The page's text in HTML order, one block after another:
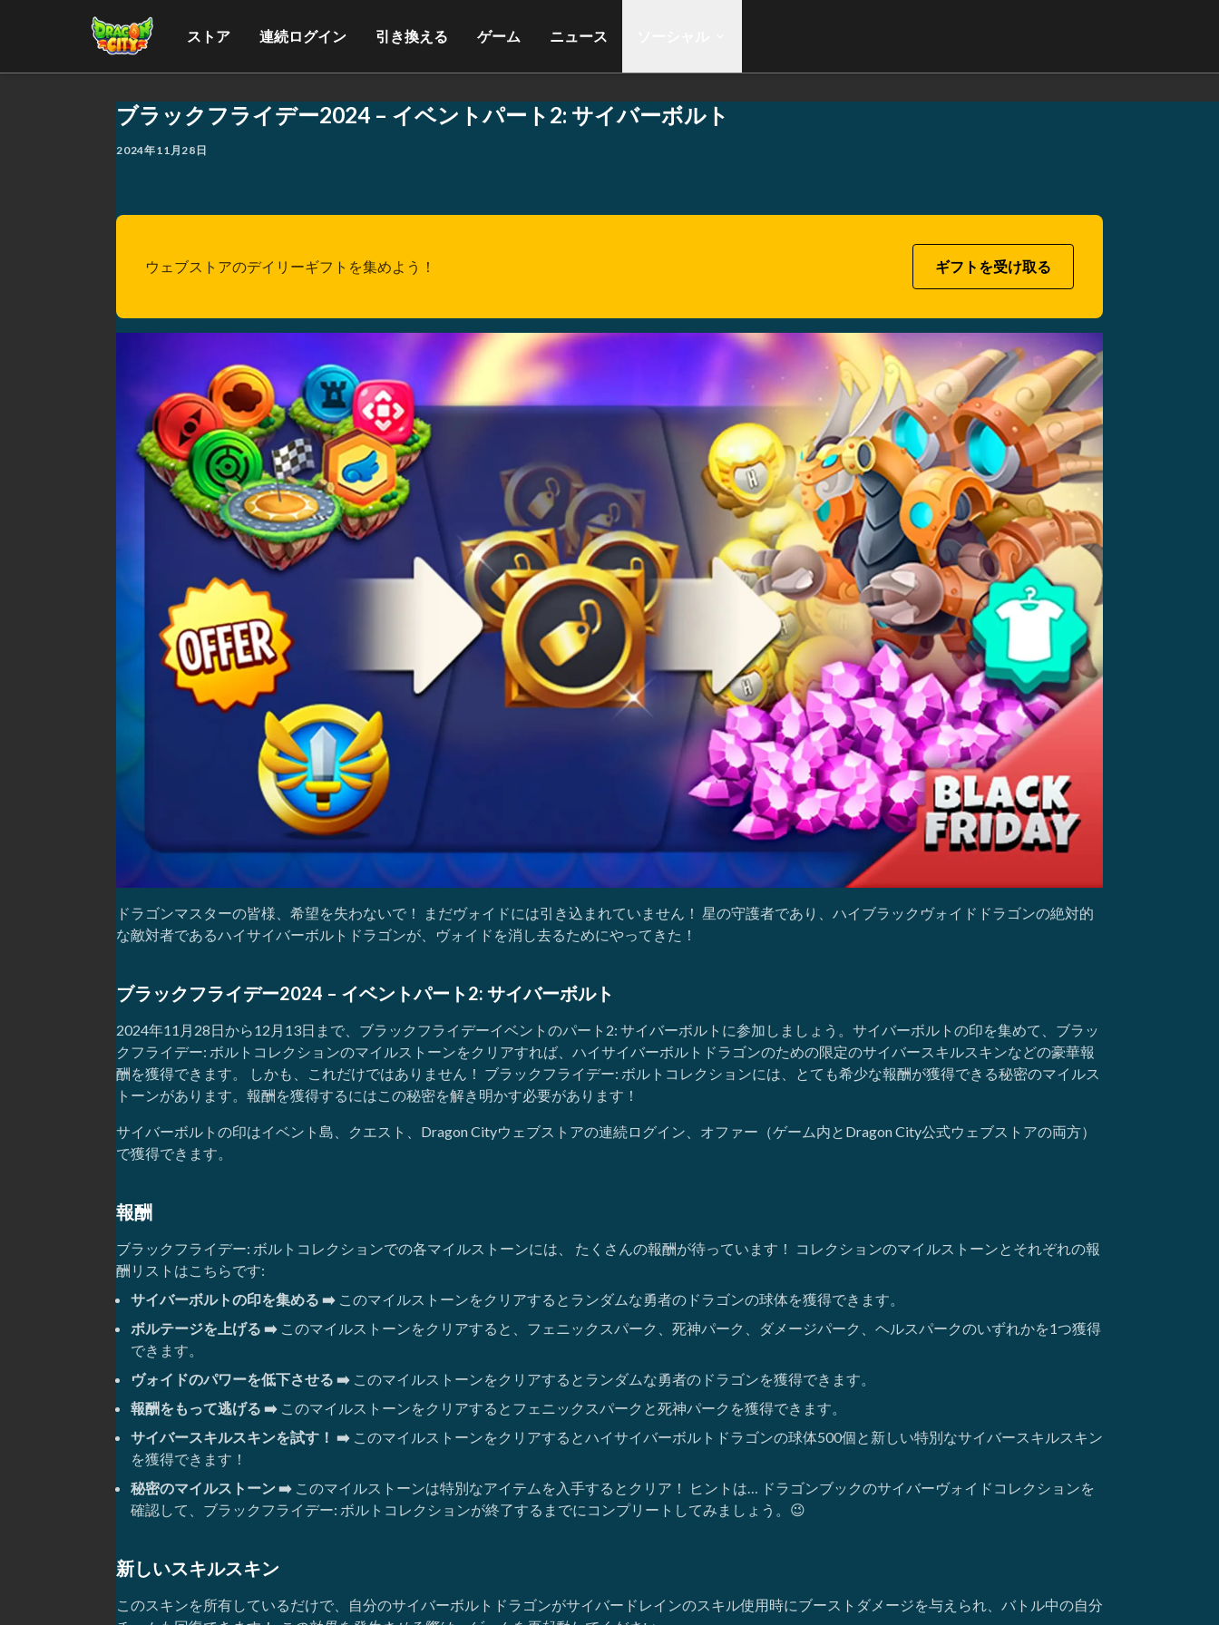
ストア 連続ログイン 引き換える ゲーム ニュース
ブラックフライデー2024 – イベントパート2: サイバーボルト
2024年11月28日
ウェブストアのデイリーギフトを集めよう！ ギフトを受け取る
ドラゴンマスターの皆様、希望を失わないで！ まだヴォイドには引き込まれていません！ 星の守護者であり、ハイブラックヴォイドドラゴンの絶対的
な敵対者であるハイサイバーボルトドラゴンが、ヴォイドを消し去るためにやってきた！
ブラックフライデー2024 – イベントパート2: サイバーボルト
2024年11月28日から12月13日まで、ブラックフライデーイベントのパート2: サイバーボルトに参加しましょう。サイバーボルトの印を集めて、ブラッ
クフライデー: ボルトコレクションのマイルストーンをクリアすれば、ハイサイバーボルトドラゴンのための限定のサイバースキルスキンなどの豪華報
酬を獲得できます。 しかも、これだけではありません！ ブラックフライデー: ボルトコレクションには、とても希少な報酬が獲得できる秘密のマイルス
トーンがあります。報酬を獲得するにはこの秘密を解き明かす必要があります！
サイバーボルトの印はイベント島、クエスト、Dragon Cityウェブストアの連続ログイン、オファー（ゲーム内とDragon City公式ウェブストアの両方）
で獲得できます。
報酬
ブラックフライデー: ボルトコレクションでの各マイルストーンには、 たくさんの報酬が待っています！ コレクションのマイルストーンとそれぞれの報
酬リストはこちらです:
サイバーボルトの印を集める ➡️ このマイルストーンをクリアするとランダムな勇者のドラゴンの球体を獲得できます。
ボルテージを上げる ➡️ このマイルストーンをクリアすると、フェニックスパーク、死神パーク、ダメージパーク、ヘルスパークのいずれかを1つ獲得
できます。
ヴォイドのパワーを低下させる ➡️ このマイルストーンをクリアするとランダムな勇者のドラゴンを獲得できます。
報酬をもって逃げる ➡️ このマイルストーンをクリアするとフェニックスパークと死神パークを獲得できます。
サイバースキルスキンを試す！ ➡️ このマイルストーンをクリアするとハイサイバーボルトドラゴンの球体500個と新しい特別なサイバースキルスキン
を獲得できます！
秘密のマイルストーン ➡️ このマイルストーンは特別なアイテムを入手するとクリア！ ヒントは… ドラゴンブックのサイバーヴォイドコレクションを
確認して、ブラックフライデー: ボルトコレクションが終了するまでにコンプリートしてみましょう。😉
新しいスキルスキン
このスキンを所有しているだけで、自分のサイバーボルトドラゴンがサイバードレインのスキル使用時にブーストダメージを与えられ、バトル中の自分